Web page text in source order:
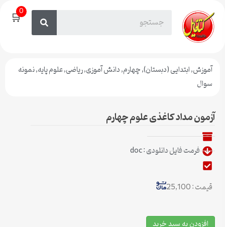
🛒0
آموزش,ابتدایی (دبستان),چهارم,دانش آموزی,ریاضی,علوم پایه,نمونه
سوال
آزمون مداد کاغذی علوم چهارم
فرمت فایل دانلودی : doc
قیمت : 25,100
افزودن به سبد خرید